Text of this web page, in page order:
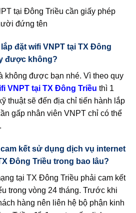
tại Đông Triều cần giấy phép
đứng tên
đặt wifi VNPT tại TX Đông
được không?
không được bạn nhé. Vì theo quy
VNPT tại TX Đông Triều thì 1
thuật sẽ đến địa chỉ tiến hành lắp
gấp nhân viên VNPT chỉ có thể
kết sử dụng dịch vụ internet
Đông Triều trong bao lâu?
tại TX Đông Triều phải cam kết
trong vòng 24 tháng. Trước khi
hàng nên liên hệ bộ phận kinh